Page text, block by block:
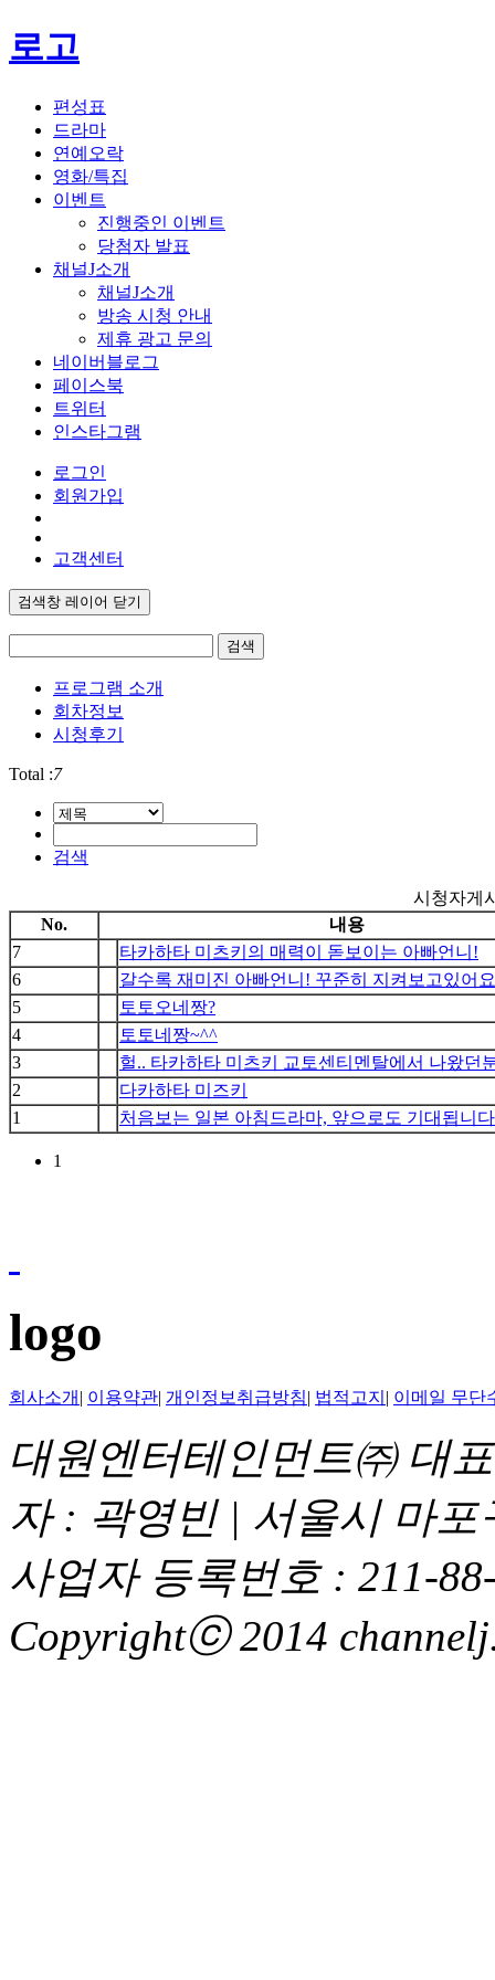
로고
편성표
드라마
연예오락
영화/특집
이벤트
진행중인 이벤트
당첨자 발표
채널J소개
채널J소개
방송 시청 안내
제휴 광고 문의
네이버블로그
페이스북
트위터
인스타그램
로그인
회원가입
고객센터
검색창 레이어 닫기
검색
프로그램 소개
회차정보
시청후기
Total :7
검색
시청자게
No.
내용
7
타카하타 미츠키의 매력이 돋보이는 아빠언니!
6
갈수록 재미진 아빠언니! 꾸준히 지켜보고있어
5
토토오네짱?
4
토토네짱~^^
3
헐.. 타카하타 미츠키 교토센티멘탈에서 나왔던
2
다카하타 미즈키
1
처음보는 일본 아침드라마, 앞으로도 기대됩니
1
logo
회사소개 | 이용약관| 개인정보취급방침| 법적고지 | 이메일 무단
대원엔터테인먼트㈜ 대
자 : 곽영빈 | 서울시 마
사업자 등록번호 : 211-
Copyrightⓒ 2014